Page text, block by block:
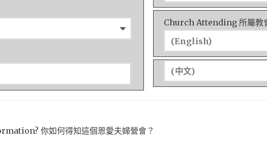
Church Attending 所屬教
你如何得知這個恩愛夫婦營會？